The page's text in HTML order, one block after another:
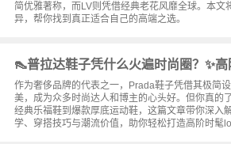
简优雅著称，而LV则凭借经典老花风靡全球。本文
异，帮你找到真正适合自己的高端之选。
👠普拉达鞋子凭什么火遍时尚圈？✨高
作为奢侈品牌的代表之一，Prada鞋子凭借其极简
美，成为众多时尚达人和博主的心头好。但你真的
经典乐福鞋到爆款厚底运动鞋，这篇文章带你深入
学、穿搭技巧与潮流价值，助你轻松打造高阶时髦